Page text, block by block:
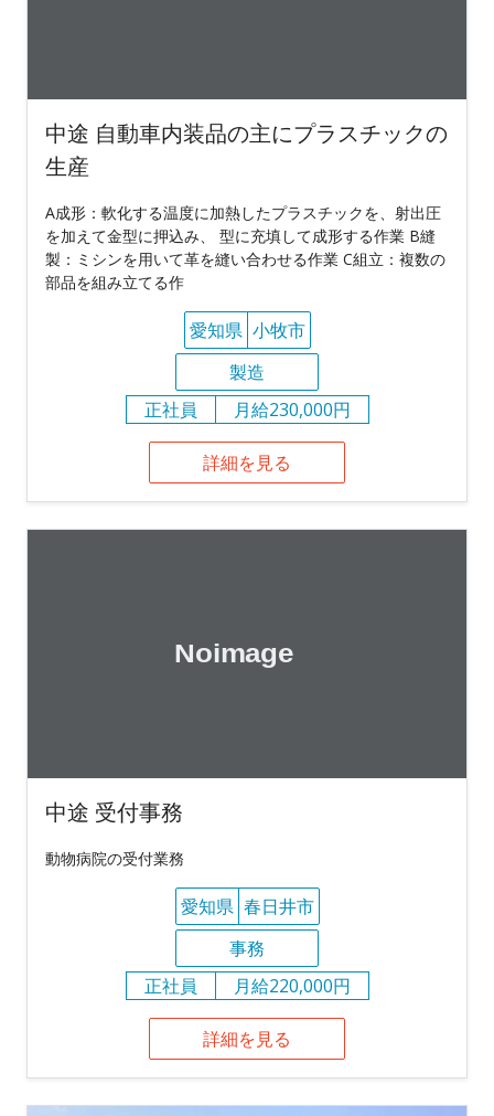
中途 自動車内装品の主にプラスチックの
生産
A成形：軟化する温度に加熱したプラスチックを、射出圧
を加えて金型に押込み、 型に充填して成形する作業 B縫
製：ミシンを用いて革を縫い合わせる作業 C組立：複数の
部品を組み立てる作
愛知県 小牧市
製造
正社員
月給230,000円
詳細を見る
中途 受付事務
動物病院の受付業務
愛知県 春日井市
事務
正社員
月給220,000円
詳細を見る